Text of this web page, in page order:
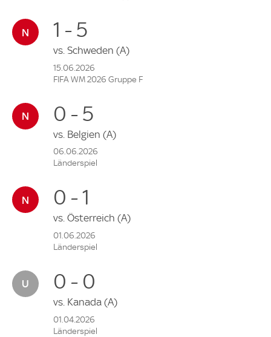
1 - 5
vs. Schweden (A)
15.06.2026
FIFA WM 2026 Gruppe F
0 - 5
vs. Belgien (A)
06.06.2026
Länderspiel
0 - 1
vs. Österreich (A)
01.06.2026
Länderspiel
0 - 0
vs. Kanada (A)
01.04.2026
Länderspiel